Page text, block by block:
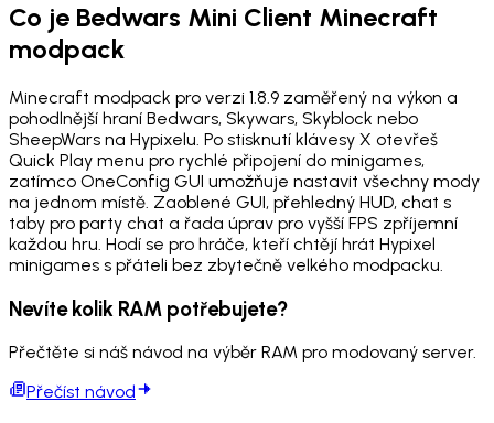
Co je Bedwars Mini Client Minecraft
modpack
Minecraft modpack pro verzi 1.8.9 zaměřený na výkon a
pohodlnější hraní Bedwars, Skywars, Skyblock nebo
SheepWars na Hypixelu. Po stisknutí klávesy X otevřeš
Quick Play menu pro rychlé připojení do minigames,
zatímco OneConfig GUI umožňuje nastavit všechny mody
na jednom místě. Zaoblené GUI, přehledný HUD, chat s
taby pro party chat a řada úprav pro vyšší FPS zpříjemní
každou hru. Hodí se pro hráče, kteří chtějí hrát Hypixel
minigames s přáteli bez zbytečně velkého modpacku.
Nevíte kolik RAM potřebujete?
Přečtěte si náš návod na výběr RAM pro modovaný server.
Přečíst návod